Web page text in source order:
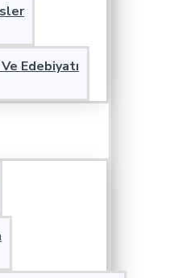
Edebiyatı